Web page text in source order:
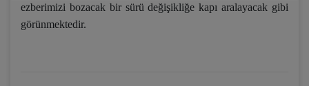
ezberimizi bozacak bir sürü değişikliğe kapı aralayacak gibi
görünmektedir.